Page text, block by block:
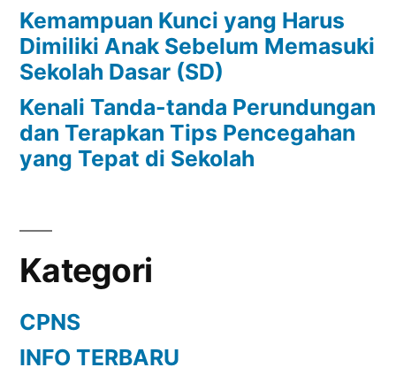
Kemampuan Kunci yang Harus
Dimiliki Anak Sebelum Memasuki
Sekolah Dasar (SD)
Kenali Tanda-tanda Perundungan
dan Terapkan Tips Pencegahan
yang Tepat di Sekolah
Kategori
CPNS
INFO TERBARU